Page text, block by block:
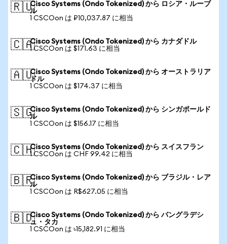
🇷🇺Cisco Systems (Ondo Tokenized) から ロシア・ルーブ
ル
1 CSCOon は ₽10,037.87 に相当
🇨🇦Cisco Systems (Ondo Tokenized) から カナダドル
1 CSCOon は $171.63 に相当
🇦🇺Cisco Systems (Ondo Tokenized) から オーストラリア
ドル
1 CSCOon は $174.37 に相当
🇸🇬Cisco Systems (Ondo Tokenized) から シンガポールド
ル
1 CSCOon は $156.17 に相当
🇨🇭Cisco Systems (Ondo Tokenized) から スイスフラン
1 CSCOon は CHF 99.42 に相当
🇧🇷Cisco Systems (Ondo Tokenized) から ブラジル・レア
ル
1 CSCOon は R$627.05 に相当
🇧🇩Cisco Systems (Ondo Tokenized) から バングラデシ
ュ・タカ
1 CSCOon は ৳15,182.91 に相当